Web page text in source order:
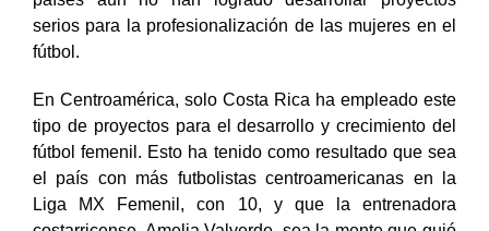
deportivas, a pesar de que las Federaciones de sus
países aún no han logrado desarrollar proyectos
serios para la profesionalización de las mujeres en el
fútbol.
En Centroamérica, solo Costa Rica ha empleado este
tipo de proyectos para el desarrollo y crecimiento del
fútbol femenil. Esto ha tenido como resultado que sea
el país con más futbolistas centroamericanas en la